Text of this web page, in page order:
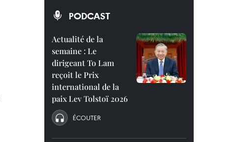
PODCAST
Actualité de la
semaine : Le
dirigeant To Lam
reçoit le Prix
international de la
paix Lev Tolstoï 2026
ÉCOUTER